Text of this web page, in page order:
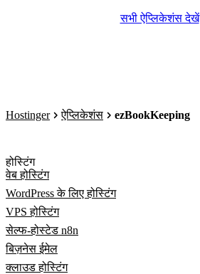
सभी ऐप्लिकेशंस देखें
Hostinger ऐप्लिकेशंस ezBookKeeping
होस्टिंग
वेब होस्टिंग
WordPress के लिए होस्टिंग
VPS होस्टिंग
सेल्फ-होस्टेड n8n
बिज़नेस ईमेल
क्लाउड होस्टिंग